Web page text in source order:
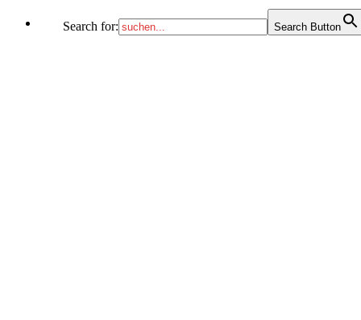
Search for: Search Button